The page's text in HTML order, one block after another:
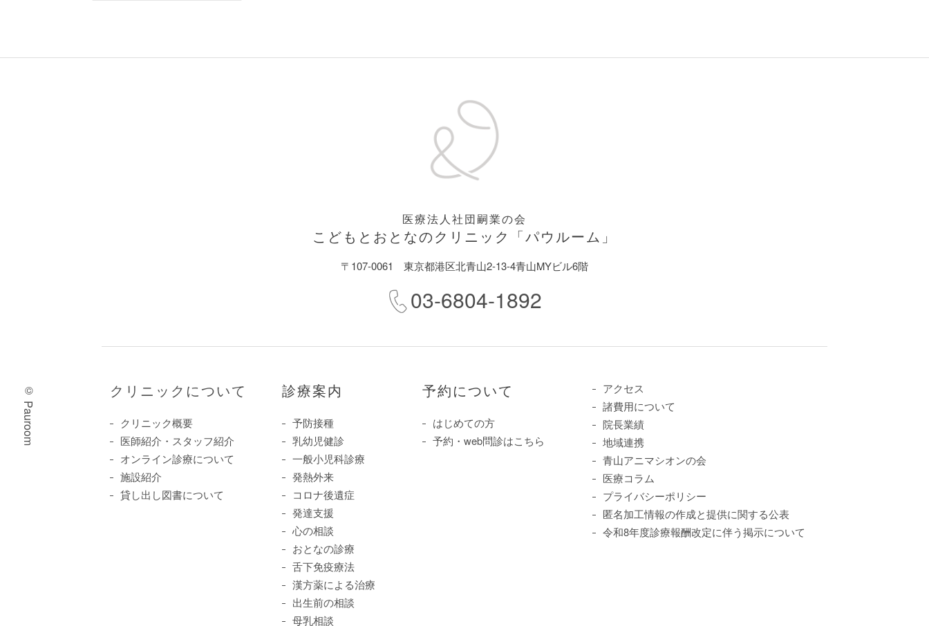
医療法人社団嗣業の会
こどもとおとなのクリニック 「パウルーム」
〒107-0061 東京都港区北青山2-13-4青山MYビル6階
03-6804-1892
© Pauroom クリニックについて
クリニック概要
医師紹介・スタッフ紹介
オンライン診療について
施設紹介
貸し出し図書について
診療案内
予防接種
乳幼児健診
一般小児科診療
発熱外来
コロナ後遺症
発達支援
心の相談
おとなの診療
舌下免疫療法
漢方薬による治療
出生前の相談
母乳相談
予約について
はじめての方
予約・web問診はこちら
アクセス
諸費用について
院長業績
地域連携
青山アニマシオンの会
医療コラム
プライバシーポリシー
匿名加工情報の作成と提供に関する公表
令和8年度診療報酬改定に伴う掲示について